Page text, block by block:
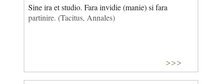
Sine ira et studio. Fara invidie (manie) si fara
partinire. (Tacitus, Annales)
>>>